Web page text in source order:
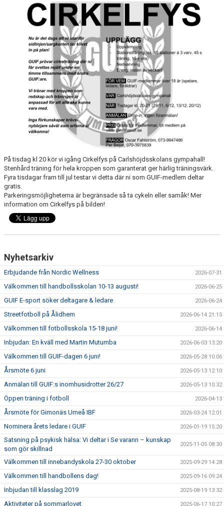
DOKUMENT
AVGIFTER
FRITIDSKORTET
MATERIALINKÖP
På tisdag kl 20 kör vi igång Cirkelfys på Carlshöjdsskolans gympahall!
Stenhård träning för hela kroppen som garanterat ger härlig träningsvärk.
Fyra tisdagar fram till jul testar vi detta där ni som GUIF-medlem deltar
gratis.
Parkeringsmöjligheterna är begränsade så ta cykeln eller samåk! Mer
information om Cirkelfys på bilden!
Nyhetsarkiv
Erbjudande från Nordic Wellness 2026-07-31
Välkommen till handbollsskolan 10-13 augusti! 2026-06-25
GUIF E-sport söker deltagare & ledare 2026-06-24
Streetfotboll på Ålidhem 2026-06-14 21:15
Välkommen till fotbollsskola 15-18 juni! 2026-06-14
Inbjudan: En kväll med Martin Mutumba 2026-06-03 13:20
Välkommen till GUIF-dagen 6 juni! 2026-05-28 10:06
Årsmöte 6 juni 2026-05-13 12:10
Anmälan till GUIF:s inomhusidrotter 26/27 2026-05-13 10:32
Öppen träning i fotboll 2026-04-13
Årsmöte för Gimonäs Umeå IBF 2026-03-24 12:01
Nominera årets ledare i GUIF 2026-01-19 15:20
Satsning på psykisk hälsa: Vi deltar i Se varann – kunskap
som gör skillnad
2025-11-05 08:30
Välkommen till innebandyskola 27-30 oktober 2025-09-29 14:28
Välkommen till handbollens dag! 2025-09-16 09:24
Inbjudan till klasslag 2019 2025-08-19 13:32
Aktiviteter på sommarlovet 2025-06-17 10:27